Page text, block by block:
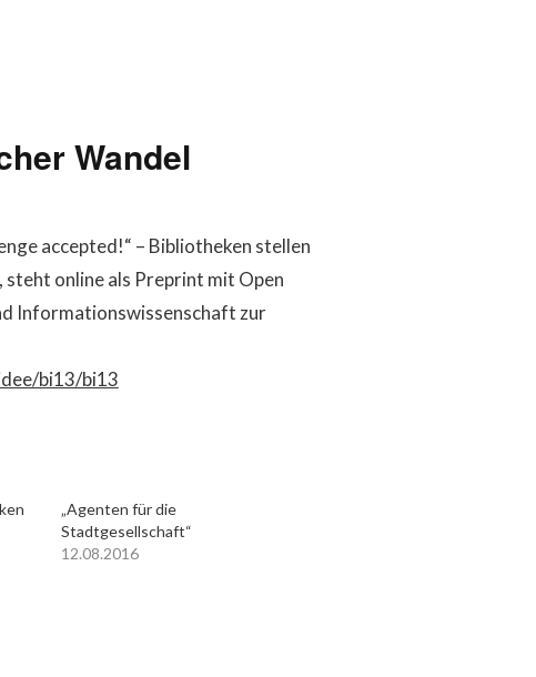
Wandel
accepted!“ – Bibliotheken stellen
online als Preprint mit Open
Informationswissenschaft zur
bi13/bi13
„Agenten für die
Stadtgesellschaft“
12.08.2016